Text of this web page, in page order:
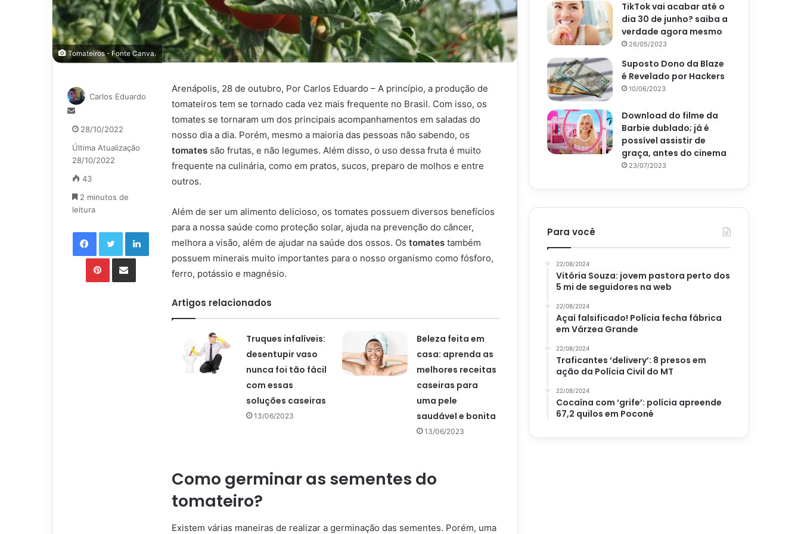
Tomateiros - Fonte Canva.
Arenápolis, 28 de outubro, Por Carlos Eduardo – A princípio, a produção de
tomateiros tem se tornado cada vez mais frequente no Brasil. Com isso, os
tomates se tornaram um dos principais acompanhamentos em saladas do
nosso dia a dia. Porém, mesmo a maioria das pessoas não sabendo, os
tomates são frutas, e não legumes. Além disso, o uso dessa fruta é muito
frequente na culinária, como em pratos, sucos, preparo de molhos e entre
outros.
Além de ser um alimento delicioso, os tomates possuem diversos benefícios
para a nossa saúde como proteção solar, ajuda na prevenção do câncer,
melhora a visão, além de ajudar na saúde dos ossos. Os tomates também
possuem minerais muito importantes para o nosso organismo como fósforo,
ferro, potássio e magnésio.
Artigos relacionados
Truques infalíveis:
desentupir vaso
nunca foi tão fácil
com essas
soluções caseiras
13/06/2023
Beleza feita em
casa: aprenda as
melhores receitas
caseiras para
uma pele
saudável e bonita
13/06/2023
Como germinar as sementes do
tomateiro?
Existem várias maneiras de realizar a germinação das sementes. Porém, uma
Carlos Eduardo
Mande
e-
mail
28/10/2022
Última Atualização
28/10/2022
43
2 minutos de
leitura
FacebookTwitterLinkedin
PinterestCompartilhar via e-mail
TikTok vai acabar até o
dia 30 de junho? saiba a
verdade agora mesmo
26/05/2023
Suposto Dono da Blaze
é Revelado por Hackers
10/06/2023
Download do filme da
Barbie dublado; já é
possível assistir de
graça, antes do cinema
23/07/2023
Para você
22/08/2024
Vitória Souza: jovem pastora perto dos
5 mi de seguidores na web
22/08/2024
Açaí falsificado! Polícia fecha fábrica
em Várzea Grande
22/08/2024
Traficantes ‘delivery’: 8 presos em
ação da Polícia Civil do MT
22/08/2024
Cocaína com ‘grife’: polícia apreende
67,2 quilos em Poconé